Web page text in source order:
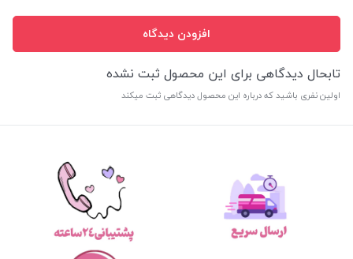
افزودن دیدگاه
تابحال دیدگاهی برای این محصول ثبت نشده
اولین نفری باشید که درباره این محصول دیدگاهی ثبت میکند